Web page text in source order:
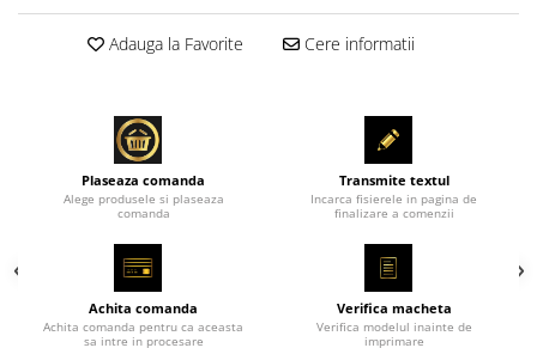
Adauga la Favorite Cere informatii
Plaseaza comanda
Alege produsele si plaseaza
comanda
Transmite textul
Incarca fisierele in pagina de
finalizare a comenzii
Achita comanda
Achita comanda pentru ca aceasta
sa intre in procesare
Verifica macheta
Verifica modelul inainte de
imprimare